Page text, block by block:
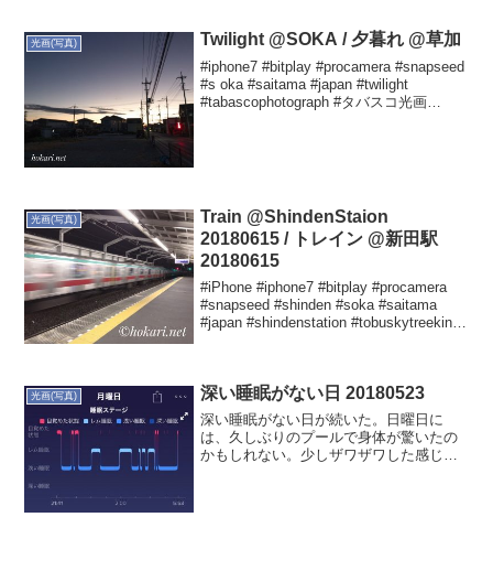
光画(写真) Twilight @SOKA / 夕暮れ @草加
#iphone7 #bitplay #procamera #snapseed
#s oka #saitama #japan #twilight
#tabascophotograph #タバスコ光画
光画(写真)
Train @ShindenStaion
20180615 / トレイン @新田駅
20180615
#iPhone #iphone7 #bitplay #procamera
#snapseed #shinden #soka #saitama
#japan #shindenstation #tobuskytreekine
光画(写真) 深い睡眠がない日 20180523
深い睡眠がない日が続いた。日曜日に
は、久しぶりのプールで身体が驚いたの
かもしれない。少しザワザワした感じは